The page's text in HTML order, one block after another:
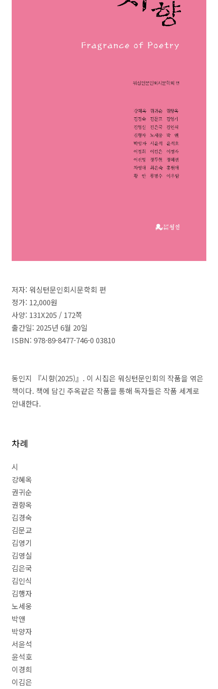
저자: 워싱턴문인회시문학회 편
정가: 12,000원
사양: 131X205 / 172쪽
출간일: 2025년 6월 20일
ISBN: 978-89-8477-746-0 03810
동인지 『시향(2025)』 . 이 시집은 워싱턴문인회의 작품을 엮은
책이다. 책에 담긴 주옥같은 작품을 통해 독자들은 작품 세계로
안내한다.
차례
시
강혜옥
권귀순
권향옥
김경숙
김문교
김영기
김영실
김은국
김인식
김행자
노세웅
박앤
박양자
서윤석
윤석호
이경희
이김은